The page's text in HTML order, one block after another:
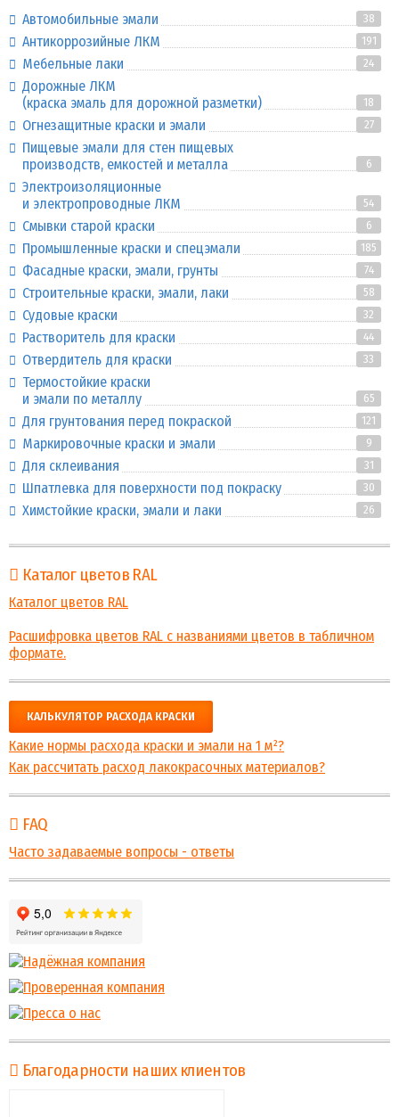
Автомобильные эмали 38
Антикоррозийные ЛКМ 191
Мебельные лаки 24
Дорожные ЛКМ
(краска эмаль для дорожной разметки)
18
Огнезащитные краски и эмали 27
Пищевые эмали для стен пищевых
производств, емкостей и металла
6
Электроизоляционные
и электропроводные ЛКМ
54
Смывки старой краски 6
Промышленные краски и спецэмали 185
Фасадные краски, эмали, грунты 74
Строительные краски, эмали, лаки 58
Судовые краски 32
Растворитель для краски 44
Отвердитель для краски 33
Термостойкие краски
и эмали по металлу
65
Для грунтования перед покраской 121
Маркировочные краски и эмали 9
Для склеивания 31
Шпатлевка для поверхности под покраску 30
Химстойкие краски, эмали и лаки 26
Каталог цветов RAL
Каталог цветов RAL
Расшифровка цветов RAL с названиями цветов в табличном
формате.
КАЛЬКУЛЯТОР РАСХОДА КРАСКИ
Какие нормы расхода краски и эмали на 1 м²?
Как рассчитать расход лакокрасочных материалов?
FAQ
Часто задаваемые вопросы - ответы
Благодарности наших клиентов